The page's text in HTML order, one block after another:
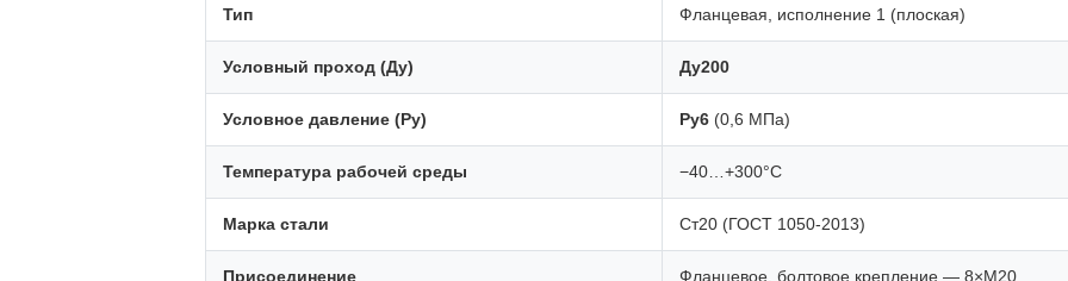
Тип Фланцевая, исполнение 1 (плоская)
Условный проход (Ду) Ду200
Условное давление (Ру) Ру6 (0,6 МПа)
Температура рабочей среды −40…+300°C
Марка стали Ст20 (ГОСТ 1050-2013)
Присоединение Фланцевое, болтовое крепление — 8×М20